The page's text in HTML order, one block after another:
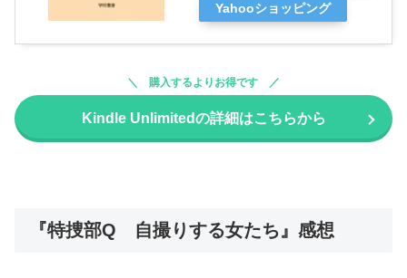
Yahooショッピング
購入するよりお得です
Kindle Unlimitedの詳細はこちらから
『特捜部Q 自撮りする女たち』感想